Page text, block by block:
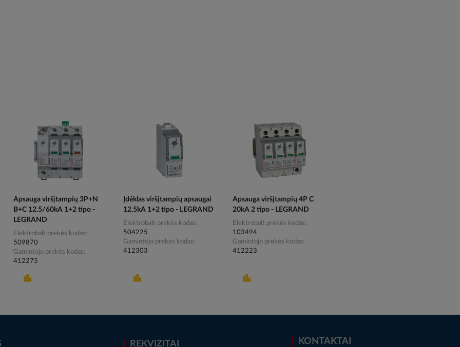
Apsauga viršįtampių 3P+N
B+C 12.5/60kA 1+2 tipo -
LEGRAND
Elektrobalt prekės kodas
509870
Gamintojo prekės kodas
412275
Įdėklas viršįtampių apsaugai
12.5kA 1+2 tipo - LEGRAND
Elektrobalt prekės kodas
504225
Gamintojo prekės kodas
412303
Apsauga viršįtampių 4P C
20kA 2 tipo - LEGRAND
Elektrobalt prekės kodas
103494
Gamintojo prekės kodas
412223
REKVIZITAI KONTAKTAI